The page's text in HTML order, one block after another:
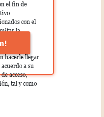
el fin de
con el
la
su
Grupo
hacerle llegar
a su
acceso,
tal y como